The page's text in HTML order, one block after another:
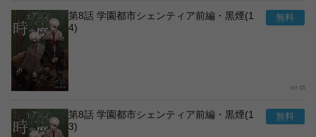
第8話 学園都市シェンティア前編・黒煙(1
4)
13
第8話 学園都市シェンティア前編・黒煙(1
3)